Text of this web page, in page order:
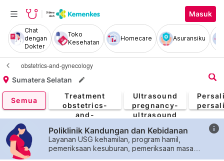
Masuk
Chat
dengan
Dokter
Toko
Kesehatan
Homecare Asuransiku
obstetrics-and-gynecology
Sumatera Selatan
Semua
Obstetrics
and
Treatment
obstetrics-
and-
treatment
Ultrasound
pregnancy-
ultrasound
Poliklinik Kandungan dan Kebidanan info
Layanan USG kehamilan, program hamil,
pemeriksaan kesuburan, pemeriksaan masa